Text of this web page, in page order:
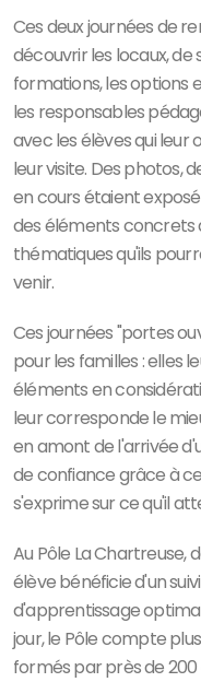
Ces deux journées de
découvrir les locaux,
formations, les options
les responsables
avec les élèves qui leur
leur visite. Des photos,
en cours étaient
des éléments concrets
thématiques qu'ils
venir.
Ces journées "portes
pour les familles : elles
éléments en
leur corresponde le
en amont de l'arrivée
de confiance grâce à
s'exprime sur ce qu'il
Au Pôle La Chartreuse,
élève bénéficie d'un
d'apprentissage
jour, le Pôle compte
formés par près de